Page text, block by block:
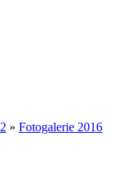
» Fotogalerie 2016